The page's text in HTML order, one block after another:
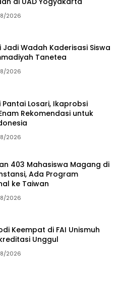
2026
Jadi Wadah Kaderisasi Siswa
Tanetea
2026
Losari, Ikaprobsi
Rekomendasi untuk
2026
403 Mahasiswa Magang di
Ada Program
ke Taiwan
2026
Keempat di FAI Unismuh
Unggul
2026